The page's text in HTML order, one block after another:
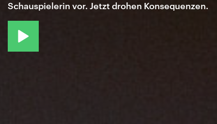
Schauspielerin vor. Jetzt drohen Konsequenzen.